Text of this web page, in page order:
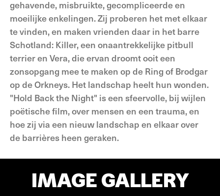
gehavende, misbruikte, gecompliceerde en
moeilijke enkelingen. Zij proberen het met elkaar
te vinden, en maken vrienden daar in het barre
Schotland: Killer, een onaantrekkelijke pitbull
terrier en Vera, die ervan droomt ooit een
zonsopgang mee te maken op de Ring of Brodgar
op de Orkneys. Het landschap heelt hun wonden.
"Hold Back the Night" is een sfeervolle, bij wijlen
poëtische film, over mensen en een trauma, en
hoe zij via een nieuw landschap en elkaar over
de barrières heen geraken.
IMAGE GALLERY